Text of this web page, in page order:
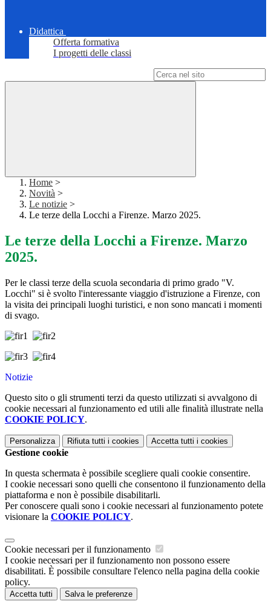
Didattica
Offerta formativa
I progetti delle classi
Home >
Novità >
Le notizie >
Le terze della Locchi a Firenze. Marzo 2025.
Le terze della Locchi a Firenze. Marzo
2025.
Per le classi terze della scuola secondaria di primo grado "V.
Locchi" si è svolto l'interessante viaggio d'istruzione a Firenze, con
la visita dei principali luoghi turistici, e non sono mancati i momenti
di svago.
Notizie
Questo sito o gli strumenti terzi da questo utilizzati si avvalgono di
cookie necessari al funzionamento ed utili alle finalità illustrate nella
COOKIE POLICY.
Personalizza Rifiuta tutti i cookies Accetta tutti i cookies
Gestione cookie
In questa schermata è possibile scegliere quali cookie consentire.
I cookie necessari sono quelli che consentono il funzionamento della
piattaforma e non è possibile disabilitarli.
Per conoscere quali sono i cookie necessari al funzionamento potete
visionare la COOKIE POLICY.
Cookie necessari per il funzionamento
I cookie necessari per il funzionamento non possono essere
disabilitati. È possibile consultare l'elenco nella pagina della cookie
policy.
Accetta tutti Salva le preferenze